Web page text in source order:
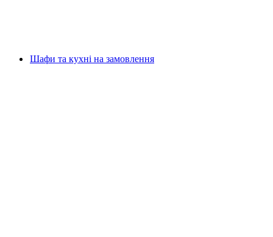
Шафи та кухні на замовлення